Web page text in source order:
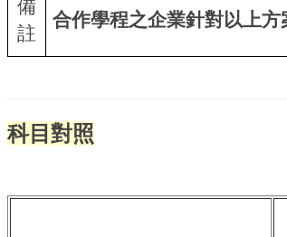
備
註
合作學程之企業針對以上方
科目對照